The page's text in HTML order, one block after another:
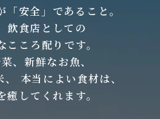
「安全」であること。
飲食店としての
こころ配りです。
、新鮮なお魚、
本当によい食材は、
癒してくれます。